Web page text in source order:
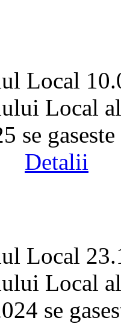
Local
Local
se
Detalii
Local
Local
se